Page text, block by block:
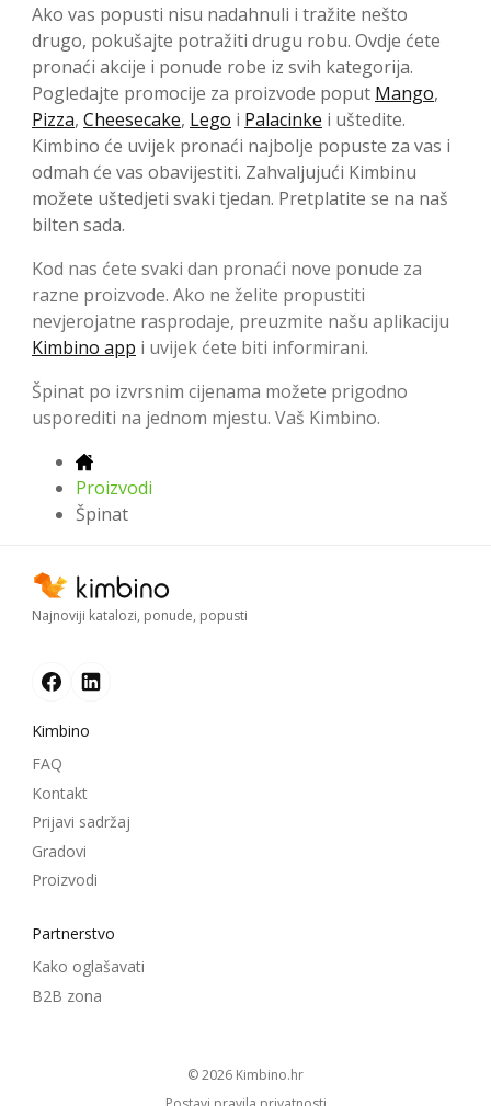
Ako vas popusti nisu nadahnuli i tražite nešto
drugo, pokušajte potražiti drugu robu. Ovdje ćete
pronaći akcije i ponude robe iz svih kategorija.
Pogledajte promocije za proizvode poput Mango,
Pizza, Cheesecake, Lego i Palacinke i uštedite.
Kimbino će uvijek pronaći najbolje popuste za vas i
odmah će vas obavijestiti. Zahvaljujući Kimbinu
možete uštedjeti svaki tjedan. Pretplatite se na naš
bilten sada.
Kod nas ćete svaki dan pronaći nove ponude za
razne proizvode. Ako ne želite propustiti
nevjerojatne rasprodaje, preuzmite našu aplikaciju
Kimbino app i uvijek ćete biti informirani.
Špinat po izvrsnim cijenama možete prigodno
usporediti na jednom mjestu. Vaš Kimbino.
Proizvodi
Špinat
Najnoviji katalozi, ponude, popusti
Kimbino
FAQ
Kontakt
Prijavi sadržaj
Gradovi
Proizvodi
Partnerstvo
Kako oglašavati
B2B zona
© 2026
kimbino.hr